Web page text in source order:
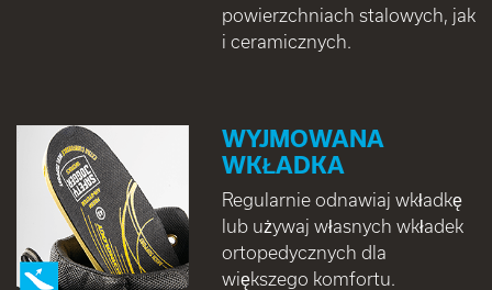
powierzchniach stalowych, jak
i ceramicznych.
WYJMOWANA
WKŁADKA
Regularnie odnawiaj wkładkę
lub używaj własnych wkładek
ortopedycznych dla
większego komfortu.